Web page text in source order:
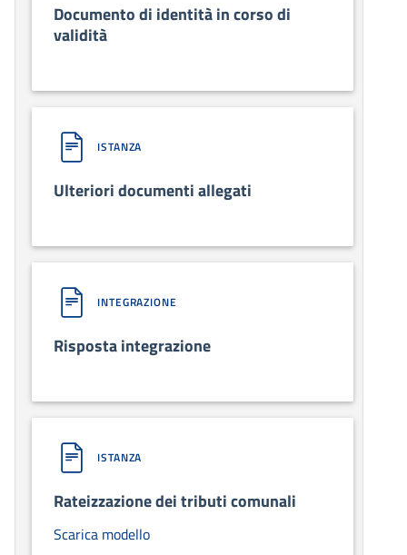
Documento di identità in corso di
validità
ISTANZA
Ulteriori documenti allegati
INTEGRAZIONE
Risposta integrazione
ISTANZA
Rateizzazione dei tributi comunali
Scarica modello